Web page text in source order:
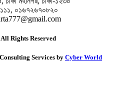
০১৬৭২৬৭০৮২০
Rights Reserved
Services by Cyber World